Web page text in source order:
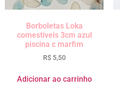
Borboletas Loka
comestíveis 3cm azul
piscina c marfim
R$5,50
Adicionar ao carrinho